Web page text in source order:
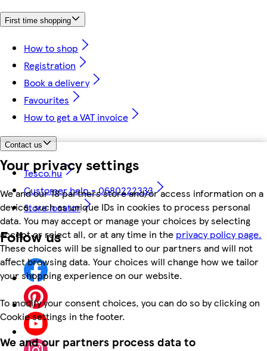
Your privacy settings
We and our 18 partners store and/or access information on a
device, such as unique IDs in cookies to process personal
data. You may accept or manage your choices by selecting
accept or reject all, or at any time in the privacy policy page.
These choices will be signalled to our partners and will not
affect browsing data. Your choices will change how we tailor
your shopping experience on our website.
To modify your consent choices, you can do so by clicking on
Cookie settings in the footer.
We and our partners process data to
First time shopping
How to shop
Registration
Book a delivery
Favourites
How to get a VAT invoice
Contact us
Tesco.hu
Customer help - 0680222333
Store locator
Follow us